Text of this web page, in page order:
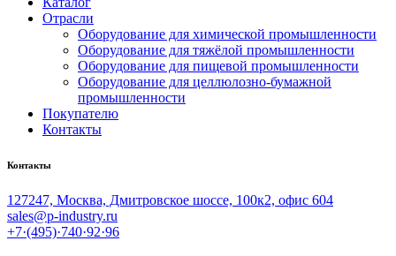
Отрасли
Оборудование для химической промышленности
Оборудование для тяжёлой промышленности
Оборудование для пищевой промышленности
Оборудование для целлюлозно-бумажной
промышленности
Покупателю
Контакты
Контакты
127247, Москва, Дмитровское шоссе, 100к2, офис 604
sales@p-industry.ru
+7·(495)·740·92·96